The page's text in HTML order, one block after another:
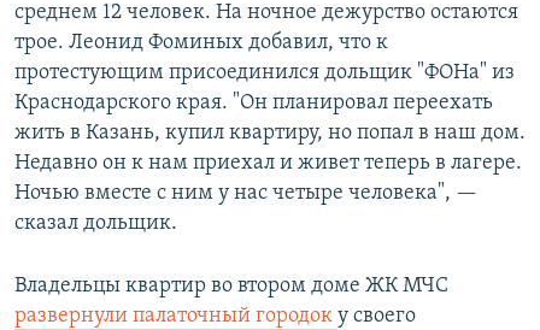
среднем 12 человек. На ночное дежурство остаются
трое. Леонид Фоминых добавил, что к
протестующим присоединился дольщик "ФОНа" из
Краснодарского края. "Он планировал переехать
жить в Казань, купил квартиру, но попал в наш дом.
Недавно он к нам приехал и живет теперь в лагере.
Ночью вместе с ним у нас четыре человека", —
сказал дольщик.
Владельцы квартир во втором доме ЖК МЧС
развернули палаточный городок у своего